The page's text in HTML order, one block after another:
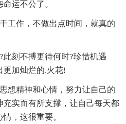
运不公了。
工作，不做出点时间，就真的
此刻不搏更待何时?珍惜机遇
更加灿烂的.火花!
想精神和心情，努力让自己的
充实而有所支撑，让自己每天都
，这很重要。